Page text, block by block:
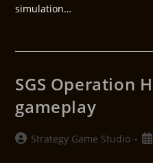
simulation…
SGS Operation
gameplay
Strategy Game Studio